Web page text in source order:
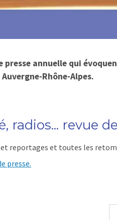
annuelle qui
Rhône-Alpes.
radios... revue
reportages et toutes les
presse.